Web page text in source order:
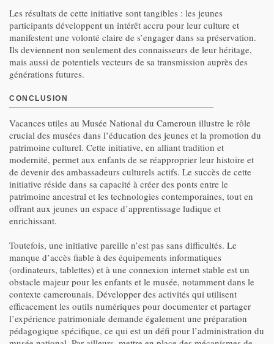
Les résultats de cette initiative sont tangibles : les jeunes
participants développent un intérêt accru pour leur culture et
manifestent une volonté claire de s’engager dans sa préservation.
Ils deviennent non seulement des connaisseurs de leur héritage,
mais aussi de potentiels vecteurs de sa transmission auprès des
générations futures.
CONCLUSION
Vacances utiles au Musée National du Cameroun illustre le rôle
crucial des musées dans l’éducation des jeunes et la promotion du
patrimoine culturel. Cette initiative, en alliant tradition et
modernité, permet aux enfants de se réapproprier leur histoire et
de devenir des ambassadeurs culturels actifs. Le succès de cette
initiative réside dans sa capacité à créer des ponts entre le
patrimoine ancestral et les technologies contemporaines, tout en
offrant aux jeunes un espace d’apprentissage ludique et
enrichissant.
Toutefois, une initiative pareille n’est pas sans difficultés. Le
manque d’accès fiable à des équipements informatiques
(ordinateurs, tablettes) et à une connexion internet stable est un
obstacle majeur pour les enfants et le musée, notamment dans le
contexte camerounais. Développer des activités qui utilisent
efficacement les outils numériques pour documenter et partager
l’expérience patrimoniale demande également une préparation
pédagogique spécifique, ce qui est un défi pour l’administration du